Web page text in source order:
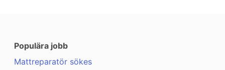
Populära jobb
Mattreparatör sökes